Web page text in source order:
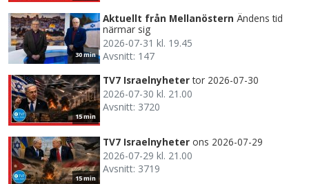
30 min
Aktuellt från Mellanöstern Ändens tid
närmar sig
2026-07-31 kl. 19.45
Avsnitt: 147
15 min
TV7 Israelnyheter tor 2026-07-30
2026-07-30 kl. 21.00
Avsnitt: 3720
15 min
TV7 Israelnyheter ons 2026-07-29
2026-07-29 kl. 21.00
Avsnitt: 3719